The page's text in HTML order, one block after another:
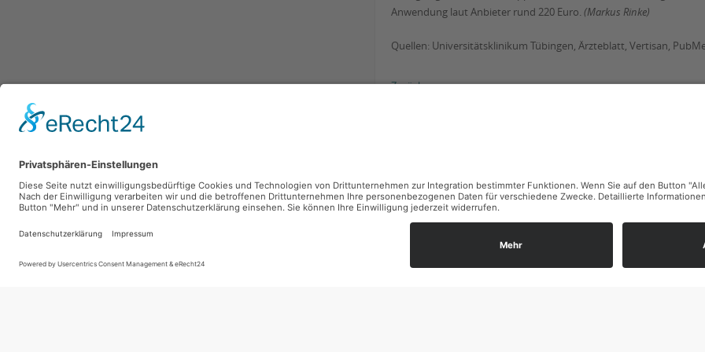
Anwendung laut Anbieter rund 220 Euro. (Markus Rinke)
Quellen: Universitätsklinikum Tübingen, Ärzteblatt, Vertisan,
Zurück